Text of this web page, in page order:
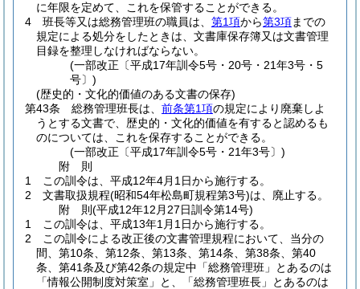
に年限を定めて、これを保管することができる。
4
班長等又は総務管理班の職員は、 第1項から第3項までの
規定による処分をしたときは、文書庫保存簿又は文書管理
目録を整理しなければならない。
(一部改正〔平成17年訓令5号・20号・21年3号・5
号〕)
(歴史的・文化的価値のある文書の保存)
第43条
総務管理班長は、 前条第1項の規定により廃棄しよ
うとする文書で、歴史的・文化的価値を有すると認めるも
のについては、これを保存することができる。
(一部改正〔平成17年訓令5号・21年3号〕)
附 則
1
この訓令は、平成12年4月1日から施行する。
2
文書取扱規程(昭和54年松島町規程第3号)は、廃止する。
附 則(平成12年12月27日訓令第14号)
1
この訓令は、平成13年1月1日から施行する。
2
この訓令による改正後の文書管理規程において、当分の
間、第10条、第12条、第13条、第14条、第38条、第40
条、第41条及び第42条の規定中「総務管理班」とあるのは
「情報公開制度対策室」と、「総務管理班長」とあるのは